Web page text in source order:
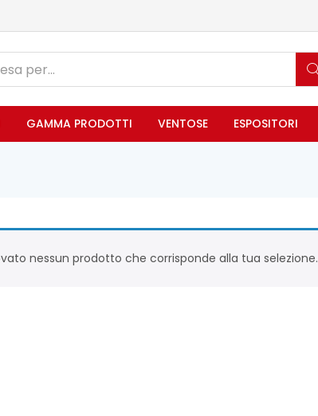
GAMMA PRODOTTI VENTOSE ESPOSITORI
nessun prodotto che corrisponde alla tua selezione.